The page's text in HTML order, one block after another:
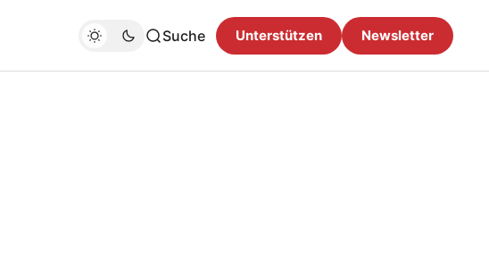
Suche Unterstützen Newsletter